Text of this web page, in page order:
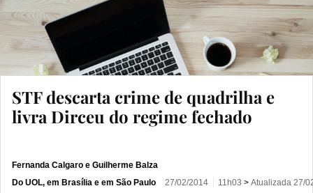
STF descarta crime de quadrilha e
livra Dirceu do regime fechado
Fernanda Calgaro e Guilherme Balza
Do UOL, em Brasília e em São Paulo
27/02/2014 11h03 > Atualizada 27/